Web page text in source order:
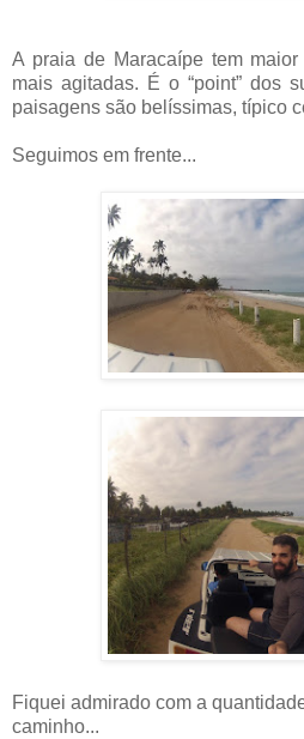
A praia de Maracaípe tem
mais agitadas. É o “point” dos
paisagens são belíssimas, típico
Seguimos em frente...
Fiquei admirado com a
caminho...